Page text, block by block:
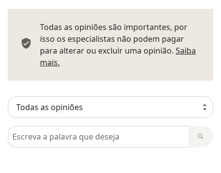
Todas as opiniões são importantes, por
isso os especialistas não podem pagar
para alterar ou excluir uma opinião. Saiba
mais.
Pesquisar em opiniões